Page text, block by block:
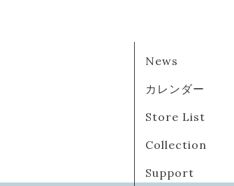
News
カレンダー
Store List
Collection
Support